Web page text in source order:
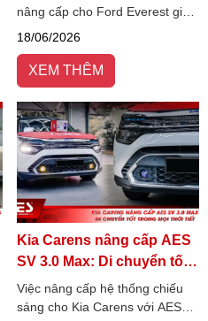
nâng cấp cho Ford Everest giúp
cải thiện đáng kể khả năng
và hỗ trợ lái xe an toàn hơn khi
đi đêm hoặc gặp thời tiết xấu.
18/06/2026
XEM THÊM
Kia Carens nâng cấp AES
SV 3.0 Max: Di chuyển tốt
trong mọi thời tiết
Việc nâng cấp hệ thống chiếu
sáng cho Kia Carens với AES